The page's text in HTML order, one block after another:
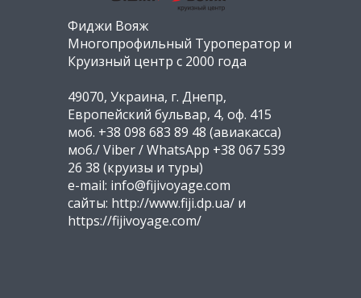
Фиджи Вояж
Многопрофильный Туроператор и
Круизный центр с 2000 года
49070, Украина, г. Днепр,
Европейский бульвар, 4, оф. 415
моб. +38 098 683 89 48 (авиакасса)
моб./ Viber / WhatsApp +38 067 539
26 38 (круизы и туры)
e-mail: info@fijivoyage.com
сайты: http://www.fiji.dp.ua/ и
https://fijivoyage.com/